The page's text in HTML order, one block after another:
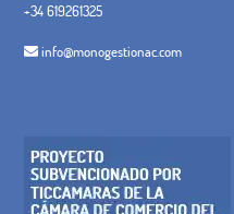
+34 619261325
info@monogestionac.com